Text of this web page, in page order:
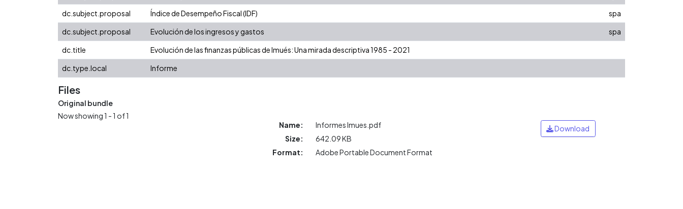
dc.subject.proposal
Índice de Desempeño Fiscal (IDF)
spa
dc.subject.proposal
Evolución de los ingresos y gastos
spa
dc.title
Evolución de las finanzas públicas de Imués: Una mirada descriptiva 1985 - 2021
dc.type.local
Informe
Files
Original bundle
Now showing1 - 1 of 1
Name:
Informes Imues.pdf
Size:
642.09 KB
Format:
Adobe Portable Document Format
Download